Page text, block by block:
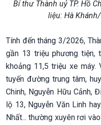
Bí thư Thành uỷ TP. Hồ
liệu: Hà
Tính đến tháng 3/2026,
gần 13 triệu phương tiện,
khoảng 11,5 triệu xe máy.
tuyến đường trung tâm,
Chinh, Nguyễn Hữu Cảnh,
lộ 13, Nguyễn Văn Linh
Nhất... thường xuyên rơi